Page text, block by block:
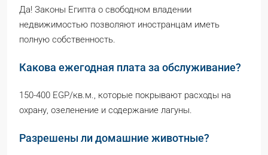
Да! Законы Египта о свободном владении
недвижимостью позволяют иностранцам иметь
полную собственность.
Какова ежегодная плата за обслуживание?
150-400 EGP/кв.м., которые покрывают расходы на
охрану, озеленение и содержание лагуны.
Разрешены ли домашние животные?